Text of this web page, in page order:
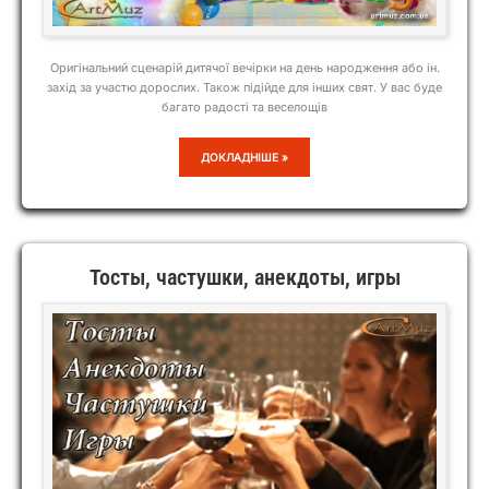
Оригінальний сценарій дитячої вечірки на день народження або ін.
захід за участю дорослих. Також підійде для інших свят. У вас буде
багато радості та веселощів
СВЯТО
ДОКЛАДНІШЕ »
Тосты, частушки, анекдоты, игры